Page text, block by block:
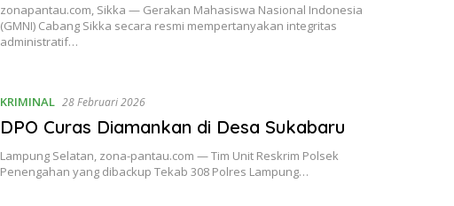
zonapantau.com, Sikka — Gerakan Mahasiswa Nasional Indonesia
(GMNI) Cabang Sikka secara resmi mempertanyakan integritas
administratif…
KRIMINAL 28 Februari 2026
DPO Curas Diamankan di Desa Sukabaru
Lampung Selatan, zona-pantau.com — Tim Unit Reskrim Polsek
Penengahan yang dibackup Tekab 308 Polres Lampung…